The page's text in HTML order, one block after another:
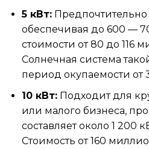
5 кВт:Предпочтительно
обеспечивая до 600 —
стоимости от 80 до 116
Солнечная система
период окупаемости от
10 кВт:Подходит для
или малого бизнеса,
составляет около 1 200
Стоимость от 160